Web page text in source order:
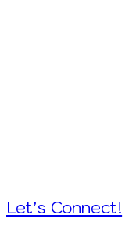
Let’s Connect!